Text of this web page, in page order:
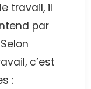
travail, il
par
c’est
: